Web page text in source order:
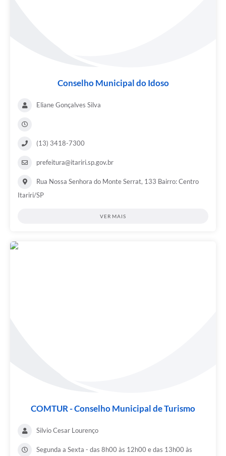
Conselho Municipal do Idoso
Eliane Gonçalves Silva
(13) 3418-7300
prefeitura@itariri.sp.gov.br
Rua Nossa Senhora do Monte Serrat, 133 Bairro: Centro
Itariri/SP
VER MAIS
COMTUR - Conselho Municipal de Turismo
Silvio Cesar Lourenço
Segunda a Sexta - das 8h00 às 12h00 e das 13h00 às